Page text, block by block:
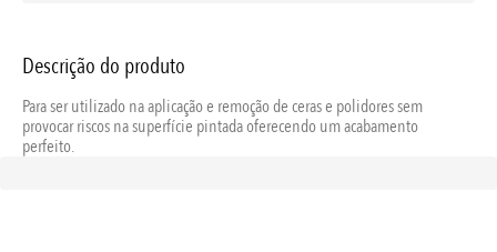
Descrição do produto
Para ser utilizado na aplicação e remoção de ceras e polidores sem
provocar riscos na superfície pintada oferecendo um acabamento
perfeito.